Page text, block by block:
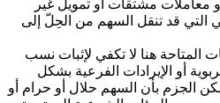
معاملات مشتقات أو تمويل غير
قد تنقل السهم من الحِلّ إلى
المتاحة هنا لا تكفي لإثبات نسب
أو الإيرادات الفرعية بشكل
الجزم بأن السهم حلال أو حرام أو